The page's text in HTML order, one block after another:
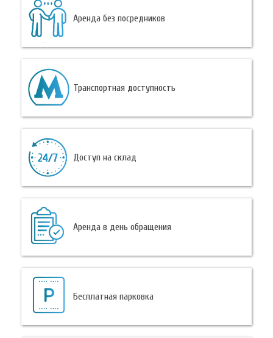
Аренда без посредников
Транспортная доступность
Доступ на склад
Аренда в день обращения
Бесплатная парковка